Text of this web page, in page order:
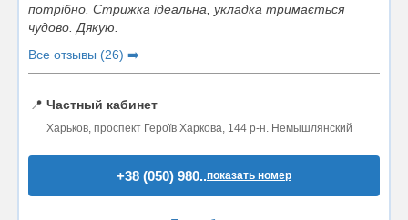
потрібно. Стрижка ідеальна, укладка тримається
чудово. Дякую.
Все отзывы (26) ➡️
📍 Частный кабинет
Харьков, проспект Героїв Харкова, 144 р-н. Немышлянский
+38 (050) 980..показать номер